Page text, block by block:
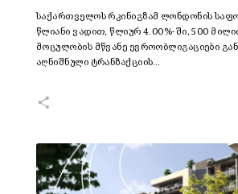
საქართველოს რკინიგზამ ლონდონის
წლიანი ვადით, წლიურ 4.00%-ში, 500
მოცულობის მწვანე ევროობლიგაციები
აღნიშნული ტრანზაქციის…